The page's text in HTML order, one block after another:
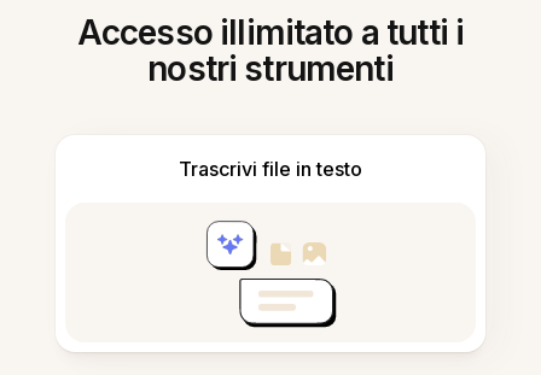
Accesso illimitato a tutti i
nostri strumenti
Trascrivi file in testo